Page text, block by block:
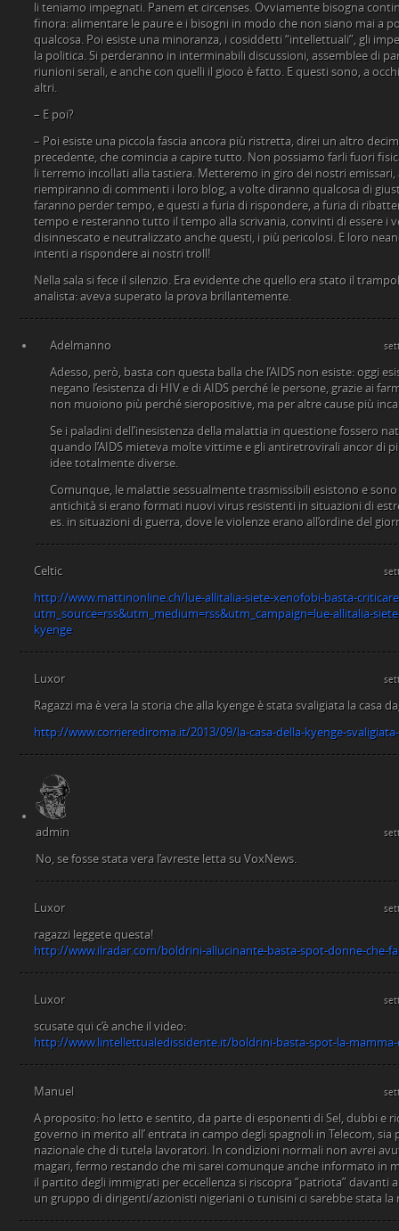
li teniamo impegnati. Panem et circenses. Ovviamente bisogna
finora: alimentare le paure e i bisogni in modo che non siano mai a
qualcosa. Poi esiste una minoranza, i cosiddetti “intellettuali”, gli
la politica. Si perderanno in interminabili discussioni, assemblee di
riunioni serali, e anche con quelli il gioco è fatto. E questi sono, a
altri.
– E poi?
– Poi esiste una piccola fascia ancora più ristretta, direi un altro
precedente, che comincia a capire tutto. Non possiamo farli fuori
li terremo incollati alla tastiera. Metteremo in giro dei nostri
riempiranno di commenti i loro blog, a volte diranno qualcosa di
faranno perder tempo, e questi a furia di rispondere, a furia di
tempo e resteranno tutto il tempo alla scrivania, convinti di essere i
disinnescato e neutralizzato anche questi, i più pericolosi. E loro
intenti a rispondere ai nostri troll!
Nella sala si fece il silenzio. Era evidente che quello era stato il
analista: aveva superato la prova brillantemente.
Adelmanno
Adesso, però, basta con questa balla che l’AIDS non esiste: oggi
negano l’esistenza di HIV e di AIDS perché le persone, grazie ai
non muoiono più perché sieropositive, ma per altre cause più
Se i paladini dell’inesistenza della malattia in questione fossero
quando l’AIDS mieteva molte vittime e gli antiretrovirali ancor di
idee totalmente diverse.
Comunque, le malattie sessualmente trasmissibili esistono e
antichità si erano formati nuovi virus resistenti in situazioni di
es. in situazioni di guerra, dove le violenze erano all’ordine del
Celtic
http://www.mattinonline.ch/lue-allitalia-siete-xenofobi-basta-
utm_source=rss&utm_medium=rss&utm_campaign=lue-allitalia-
kyenge
Luxor
Ragazzi ma è vera la storia che alla kyenge è stata svaligiata la casa
http://www.corrierediroma.it/2013/09/la-casa-della-kyenge-
admin
No, se fosse stata vera l’avreste letta su VoxNews.
Luxor
ragazzi leggete questa!
http://www.ilradar.com/boldrini-allucinante-basta-spot-donne-che-
Luxor
scusate qui c’è anche il video:
http://www.lintellettualedissidente.it/boldrini-basta-spot-la-mamma-
Manuel
A proposito: ho letto e sentito, da parte di esponenti di Sel, dubbi e
governo in merito all’ entrata in campo degli spagnoli in Telecom, sia
nazionale che di tutela lavoratori. In condizioni normali non avrei
magari, fermo restando che mi sarei comunque anche informato in
il partito degli immigrati per eccellenza si riscopra “patriota” davanti
un gruppo di dirigenti/azionisti nigeriani o tunisini ci sarebbe stata la